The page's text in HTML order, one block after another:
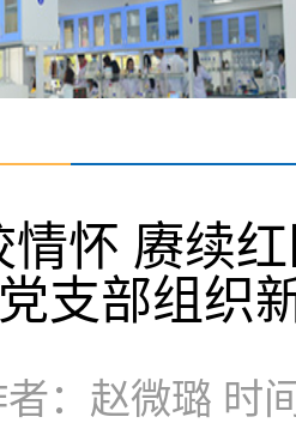
情怀 赓续
支部组织
：赵微璐 时